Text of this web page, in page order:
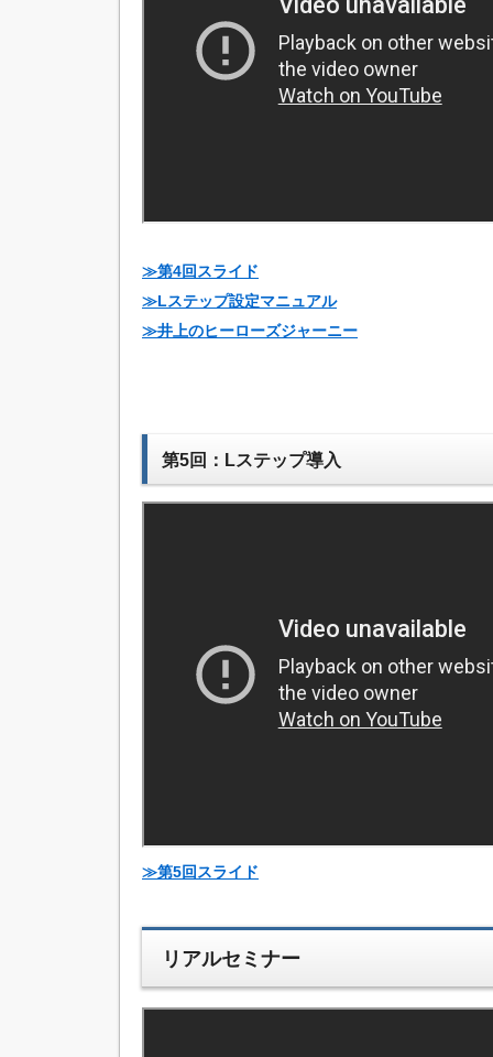
≫第4回スライド
≫Lステップ設定マニュアル
≫井上のヒーローズジャーニー
第5回：Lステップ導入
≫第5回スライド
リアルセミナー